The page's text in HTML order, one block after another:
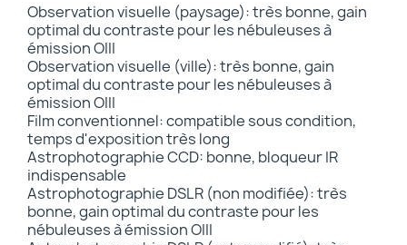
Observation visuelle (paysage): très bonne, gain
optimal du contraste pour les nébuleuses à
émission OIII
Observation visuelle (ville): très bonne, gain
optimal du contraste pour les nébuleuses à
émission OIII
Film conventionnel: compatible sous condition,
temps d'exposition très long
Astrophotographie CCD: bonne, bloqueur IR
indispensable
Astrophotographie DSLR (non modifiée): très
bonne, gain optimal du contraste pour les
nébuleuses à émission OIII